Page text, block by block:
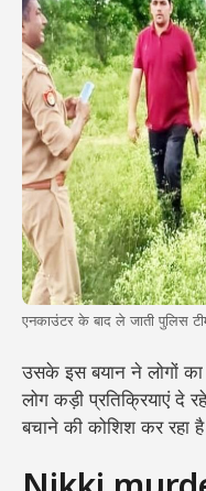
एनकाउंटर के बाद ले जाती पुलिस
उसके इस बयान ने लोगों का
लोग कड़ी प्रतिक्रियाएं दे
बचाने की कोशिश कर रहा